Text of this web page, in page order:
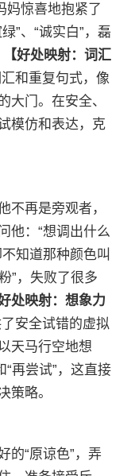
惊喜地抱紧了
”、“诚实白”，磊
【好处映射：词汇
和重复句式，像
大门。在安全、
模仿和表达，克
不再是旁观者，
他：“想调出什么
知道那种颜色叫
”，失败了很多
好处映射：想象力
安全试错的虚拟
天马行空地想
“再尝试”，这直接
策略。
的“原谅色”，弄